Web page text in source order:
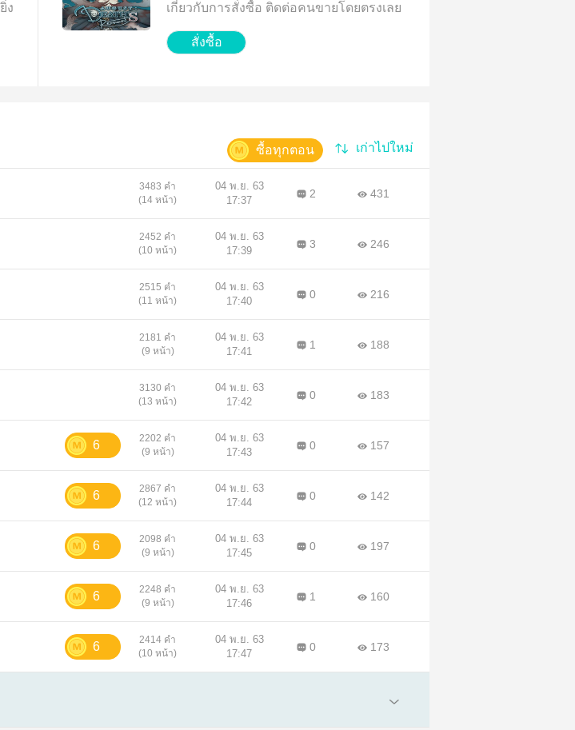
ง
เกี่ยวกับการสั่งซื้อ ติดต่อคนขายโดยตรงเลย
สั่งซื้อ
เก่าไปใหม่
ซื้อทุกตอน
3483 คำ
(14 หน้า)
04 พ.ย. 63
17:37
2 431
2452 คำ
(10 หน้า)
04 พ.ย. 63
17:39
3 246
2515 คำ
(11 หน้า)
04 พ.ย. 63
17:40
0 216
2181 คำ
(9 หน้า)
04 พ.ย. 63
17:41
1 188
3130 คำ
(13 หน้า)
04 พ.ย. 63
17:42
0 183
6
2202 คำ
(9 หน้า)
04 พ.ย. 63
17:43
0 157
6
2867 คำ
(12 หน้า)
04 พ.ย. 63
17:44
0 142
6
2098 คำ
(9 หน้า)
04 พ.ย. 63
17:45
0 197
6
2248 คำ
(9 หน้า)
04 พ.ย. 63
17:46
1 160
6
2414 คำ
(10 หน้า)
04 พ.ย. 63
17:47
0 173